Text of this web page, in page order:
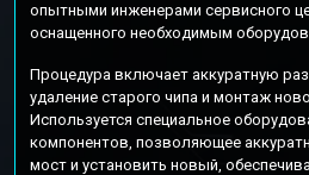
опытными инженерами сервисного
оснащенного необходимым
Процедура включает аккуратную
удаление старого чипа и монтаж
Используется специальное
компонентов, позволяющее
мост и установить новый,